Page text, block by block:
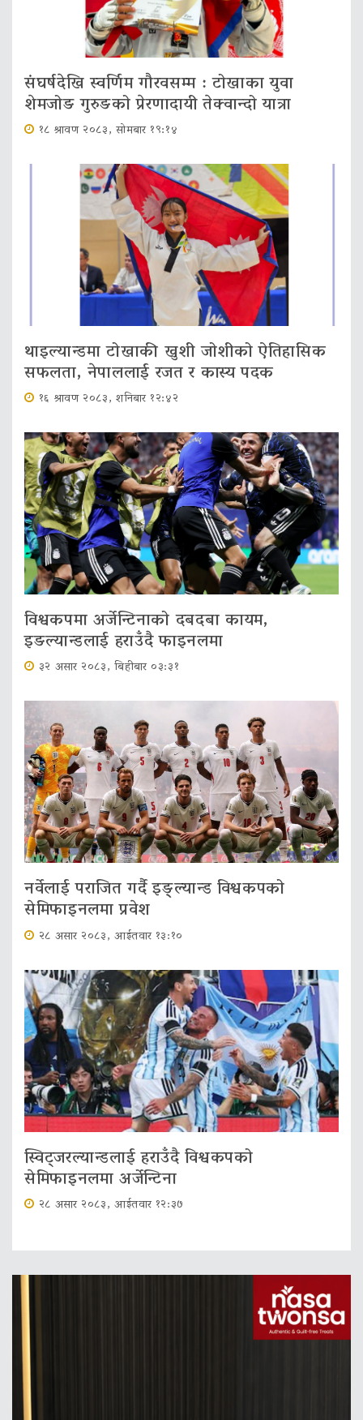
संघर्षदेखि स्वर्णिम गौरवसम्म : टोखाका युवा
शेमजोङ गुरुङको प्रेरणादायी तेक्वान्दो यात्रा
१८ श्रावण २०८३, सोमबार १९:१४
थाइल्यान्डमा टोखाकी खुशी जोशीको ऐतिहासिक
सफलता, नेपाललाई रजत र कास्य पदक
१६ श्रावण २०८३, शनिबार १२:४२
विश्वकपमा अर्जेन्टिनाको दबदबा कायम,
इङल्यान्डलाई हराउँदै फाइनलमा
३२ असार २०८३, बिहीबार ०३:३१
नर्वेलाई पराजित गर्दै इङ्ल्यान्ड विश्वकपको
सेमिफाइनलमा प्रवेश
२८ असार २०८३, आईतवार १३:१०
स्विट्जरल्यान्डलाई हराउँदै विश्वकपको
सेमिफाइनलमा अर्जेन्टिना
२८ असार २०८३, आईतवार १२:३७